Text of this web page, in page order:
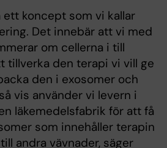
koncept som vi kallar
Det innebär att vi med
om cellerna i till
tillverka den terapi vi vill ge
den i exosomer och
vis använder vi levern i
läkemedelsfabrik för att få
som innehåller terapin
andra vävnader, säger